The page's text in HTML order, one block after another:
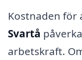
Kostnaden för
Svartå
arbetskraft.